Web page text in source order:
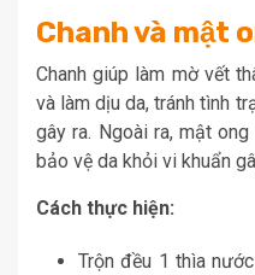
Chanh và mật
Chanh giúp làm mờ vết
và làm dịu da, tránh tình
gây ra. Ngoài ra, mật
bảo vệ da khỏi vi khuẩn
Cách thực hiện:
Trộn đều 1 thìa